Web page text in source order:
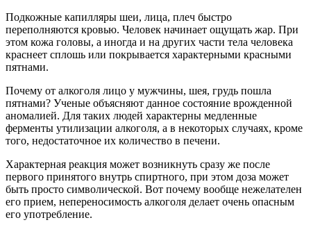
Подкожные капилляры шеи, лица, плеч быстро
переполняются кровью. Человек начинает ощущать жар. При
этом кожа головы, а иногда и на других части тела человека
краснеет сплошь или покрывается характерными красными
пятнами.
Почему от алкоголя лицо у мужчины, шея, грудь пошла
пятнами? Ученые объясняют данное состояние врожденной
аномалией. Для таких людей характерны медленные
ферменты утилизации алкоголя, а в некоторых случаях, кроме
того, недостаточное их количество в печени.
Характерная реакция может возникнуть сразу же после
первого принятого внутрь спиртного, при этом доза может
быть просто символической. Вот почему вообще нежелателен
его прием, непереносимость алкоголя делает очень опасным
его употребление.